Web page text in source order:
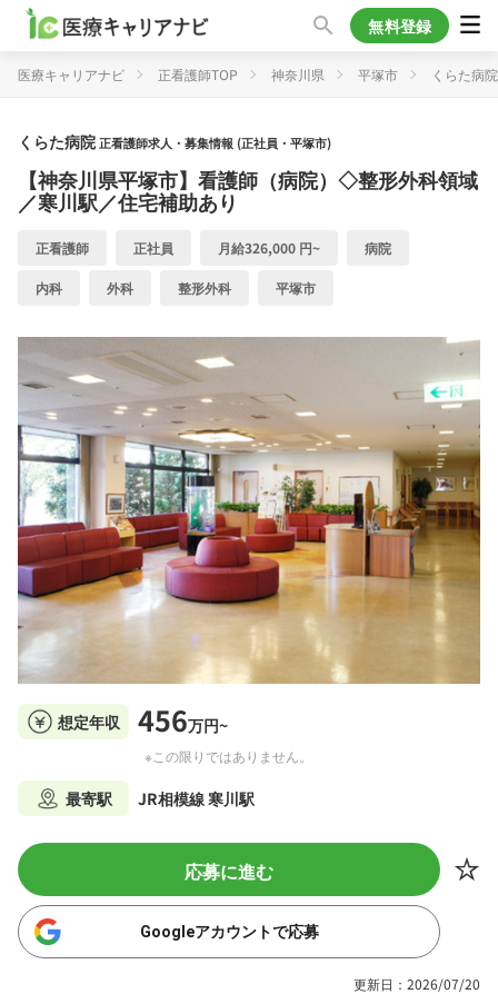
無料登録
医療キャリアナビ 正看護師TOP 神奈川県 平塚市 くらた病院
くらた病院正看護師求人・募集情報 (正社員・平塚市)
【神奈川県平塚市】看護師（病院）◇整形外科領域
／寒川駅／住宅補助あり
正看護師 正社員 月給326,000 円~ 病院
内科 外科 整形外科 平塚市
想定年収 456万円~
※この限りではありません。
最寄駅 JR相模線 寒川駅
応募に進む
Googleアカウントで応募
更新日：2026/07/20